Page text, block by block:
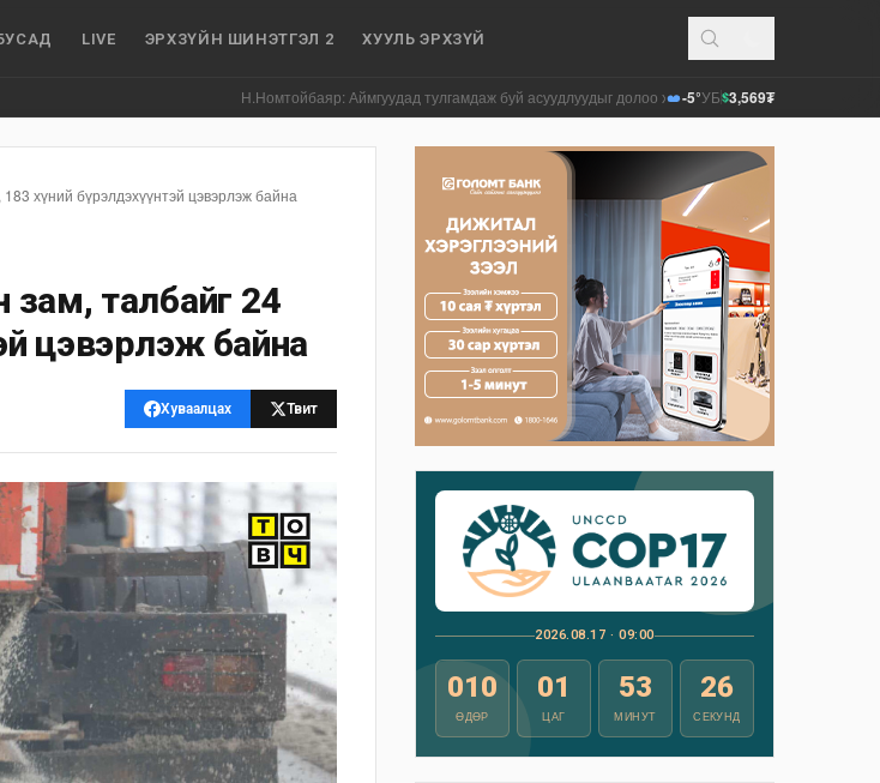
LIVE ЭРХЗҮЙН ШИНЭТГЭЛ 2 ХУУЛЬ ЭРХЗҮЙ
Н.Номтойбаяр: Аймгуудад тулгамдаж буй асуудлуудыг долоо хоног бүр Засгийн газрын хуралдаанд
-5°УБ$3,569₮
хүний бүрэлдэхүүнтэй цэвэрлэж байна
зам, талбайг 24
цэвэрлэж байна
Хуваалцах Твит
2026.08.17 · 09:00
010
ӨДӨР
01
ЦАГ
53
МИНУТ
25
СЕКУНД